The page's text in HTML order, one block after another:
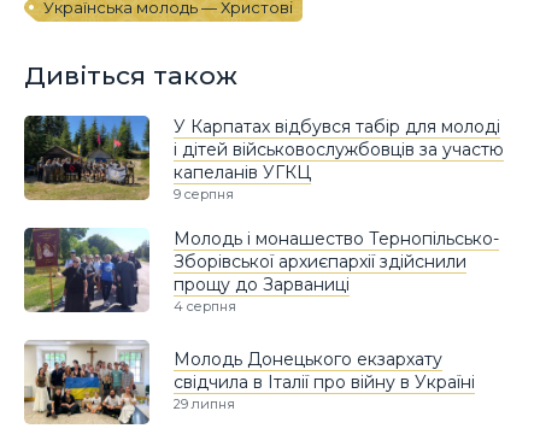
Українська молодь — Христові
Дивіться також
У Карпатах відбувся табір для молоді
і дітей військовослужбовців за участю
капеланів УГКЦ
9 серпня
Молодь і монашество Тернопільсько-
Зборівської архиєпархії здійснили
прощу до Зарваниці
4 серпня
Молодь Донецького екзархату
свідчила в Італії про війну в Україні
29 липня